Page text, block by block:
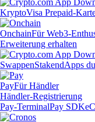
KryptoVisa Prepaid-
OnchainFür Web3-
Erweiterung erhalten
SwappenStakendApps
PayFür Händler
Händler-Registrierung
Pay-TerminalPay SDK